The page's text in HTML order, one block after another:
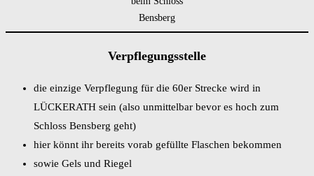
Bensberg
Verpflegungsstelle
die einzige Verpflegung für die 60er Strecke wird in
LÜCKERATH sein (also unmittelbar bevor es hoch zum
Schloss Bensberg geht)
hier könnt ihr bereits vorab gefüllte Flaschen bekommen
sowie Gels und Riegel